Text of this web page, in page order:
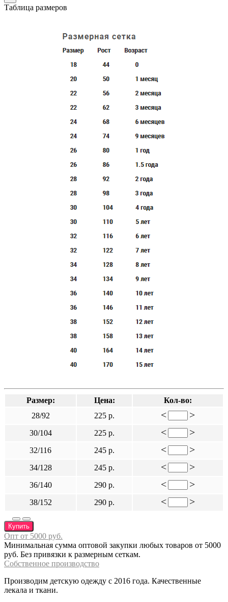
Таблица размеров
Размер: Цена:
Кол-во:
28/92
225 р. < >
30/104 225 р. < >
32/116 245 р. < >
34/128 245 р. < >
36/140 290 р. < >
38/152 290 р. < >
Купить
Опт от 5000 руб.
Минимальная сумма оптовой закупки любых товаров от 5000
руб. Без привязки к размерным сеткам.
Собственное производство
Производим детскую одежду с 2016 года. Качественные
лекала и ткани.